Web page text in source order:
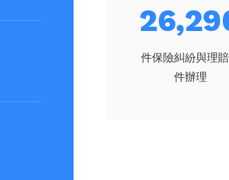
件保險糾紛與理
件辦理